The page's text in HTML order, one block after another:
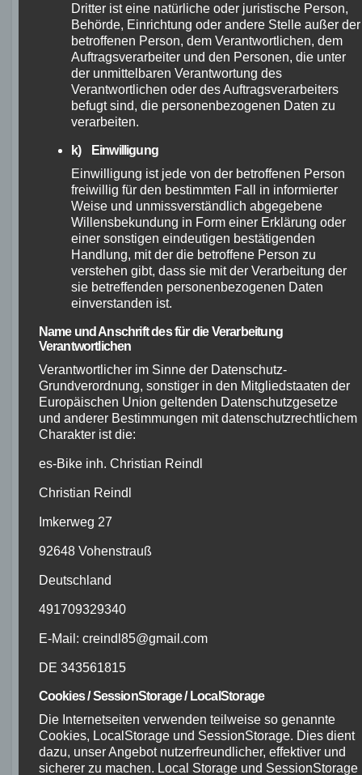
Advanced beweist seine Zuverlässigkeit in
jeder Situation.
Erfahrungsberichte und Tests anderer Nutzer
bestätigen die Qualität des Ghost Asket
Advanced. Es ist ein Bike, auf das man sich
Gebrauch seine Performance und
Funktionalität beibehält. Mit diesem
zuverlässigen Mountainbike können Sie sich
voll und ganz auf Ihr Fahrerlebnis konzentrieren
und die Trails ohne Sorgen genießen.
Mit dem Ghost Asket Advanced treffen Sie eine
qualitativ hochwertige Kaufentscheidung und
investieren in ein Bike, das Ihnen
langanhaltende Freude bereiten wird.
Verlassen Sie sich auf die Qualität und
Zuverlässigkeit des Ghost Asket Advanced bei
Ihren zukünftigen Abenteuern auf zwei Rädern.
Das sagen unsere
zufriedenen Kunden:
„Das Ghost Asket Advanced ist
was es verspricht. Trotz zahlreicher
anspruchsvoller Touren habe ich
gehabt. Es ist robust, zuverlässig
und bietet eine großartige
empfehlen, der ein langlebiges und
zuverlässiges Mountainbike sucht.“
– Andreas M.
Dritter ist eine natürliche oder juristische Person,
Behörde, Einrichtung oder andere Stelle außer der
betroffenen Person, dem Verantwortlichen, dem
Auftragsverarbeiter und den Personen, die unter
der unmittelbaren Verantwortung des
Verantwortlichen oder des Auftragsverarbeiters
befugt sind, die personenbezogenen Daten zu
verarbeiten.
k) Einwilligung
Einwilligung ist jede von der betroffenen Person
freiwillig für den bestimmten Fall in informierter
Weise und unmissverständlich abgegebene
Willensbekundung in Form einer Erklärung oder
einer sonstigen eindeutigen bestätigenden
Handlung, mit der die betroffene Person zu
verstehen gibt, dass sie mit der Verarbeitung der
sie betreffenden personenbezogenen Daten
einverstanden ist.
Name und Anschrift des für die Verarbeitung
Verantwortlichen
Verantwortlicher im Sinne der Datenschutz-
Grundverordnung, sonstiger in den Mitgliedstaaten der
Europäischen Union geltenden Datenschutzgesetze
und anderer Bestimmungen mit datenschutzrechtlichem
Charakter ist die:
es-Bike inh. Christian Reindl
Christian Reindl
Imkerweg 27
92648 Vohenstrauß
Deutschland
491709329340
E-Mail: creindl85@gmail.com
DE 343561815
Cookies / SessionStorage / LocalStorage
Die Internetseiten verwenden teilweise so genannte
Cookies, LocalStorage und SessionStorage. Dies dient
dazu, unser Angebot nutzerfreundlicher, effektiver und
sicherer zu machen. Local Storage und SessionStorage